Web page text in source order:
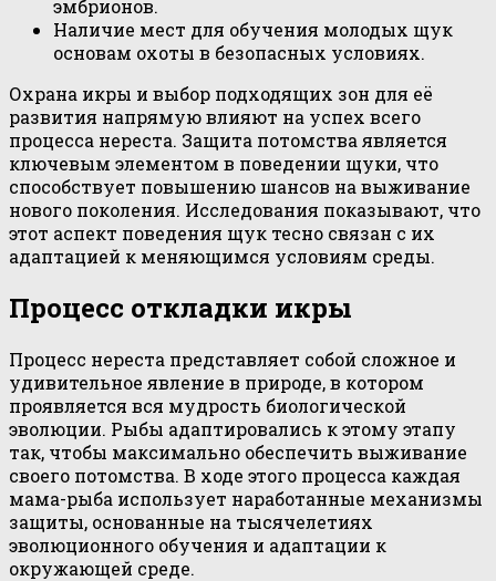
эмбрионов.
Наличие мест для обучения молодых щук
основам охоты в безопасных условиях.
Охрана икры и выбор подходящих зон для её
развития напрямую влияют на успех всего
процесса нереста. Защита потомства является
ключевым элементом в поведении щуки, что
способствует повышению шансов на выживание
нового поколения. Исследования показывают, что
этот аспект поведения щук тесно связан с их
адаптацией к меняющимся условиям среды.
Процесс откладки икры
Процесс нереста представляет собой сложное и
удивительное явление в природе, в котором
проявляется вся мудрость биологической
эволюции. Рыбы адаптировались к этому этапу
так, чтобы максимально обеспечить выживание
своего потомства. В ходе этого процесса каждая
мама-рыба использует наработанные механизмы
защиты, основанные на тысячелетиях
эволюционного обучения и адаптации к
окружающей среде.